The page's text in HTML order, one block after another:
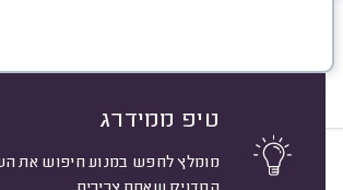
טיפ ממידרג
מומלץ לחפש במנוע חיפוש את
יעל ערן, חיפה.